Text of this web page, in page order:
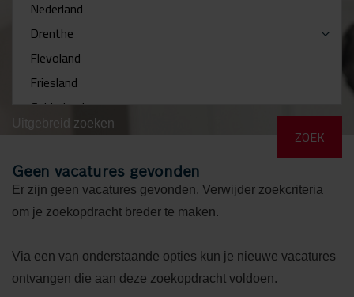
Uitgebreid zoeken
Geen vacatures gevonden
Er zijn geen vacatures gevonden. Verwijder zoekcriteria
om je zoekopdracht breder te maken.
Via een van onderstaande opties kun je nieuwe vacatures
ontvangen die aan deze zoekopdracht voldoen.